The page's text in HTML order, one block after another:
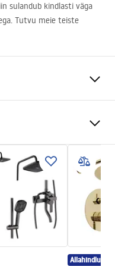
sulandub kindlasti väga
Tutvu meie teiste
4mm
või põrandal
mm
Allahindlus